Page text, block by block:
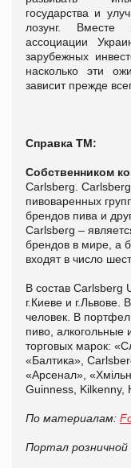
государства и
лозунг.
ассоциации
зарубежных
насколько эти
зависит прежде
Справка ТМ:
Собственником
Carlsberg.
пивоваренных
брендов пива и
Carlsberg –
брендов в мире, а
входят в число
В состав Carlsberg
г.Киеве и г.Львове.
человек. В
пиво, алкогольные
торговых марок:
«Балтика»,
«Арсенал»,
Guinness, Kilkenny,
По материалам:
Портал